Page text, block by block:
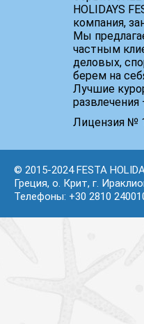
HOLIDAYS
компания,
Мы
частным
деловых,
берем на
Лучшие
развлечения
Лицензия №
© 2015-2024 FESTA
Греция, о. Крит, г.
Телефоны: +30 2810